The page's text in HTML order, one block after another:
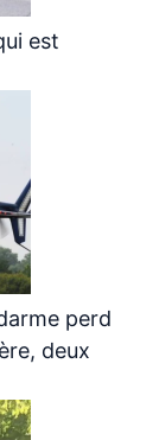
est
perd
deux